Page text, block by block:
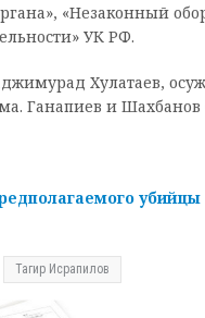
«Незаконный
УК РФ.
Хулатаев,
Ганапиев и
Тагир Исрапилов